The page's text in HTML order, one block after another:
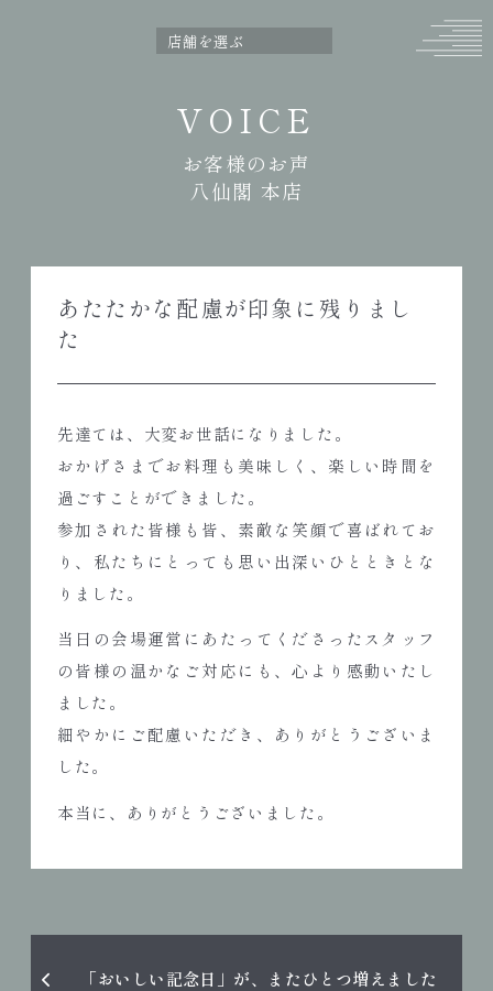
VOICE
お客様のお声
八仙閣 本店
あたたかな配慮が印象に残りまし
た
先達ては、大変お世話になりました。
おかげさまでお料理も美味しく、楽しい時間を
過ごすことができました。
参加された皆様も皆、素敵な笑顔で喜ばれてお
り、私たちにとっても思い出深いひとときとな
りました。
当日の会場運営にあたってくださったスタッフ
の皆様の温かなご対応にも、心より感動いたし
ました。
細やかにご配慮いただき、ありがとうございま
した。
本当に、ありがとうございました。
「おいしい記念日」が、またひとつ増えました